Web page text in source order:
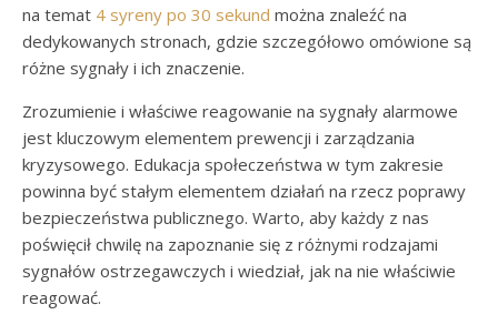
na temat 4 syreny po 30 sekund można znaleźć na
dedykowanych stronach, gdzie szczegółowo omówione są
różne sygnały i ich znaczenie.
Zrozumienie i właściwe reagowanie na sygnały alarmowe
jest kluczowym elementem prewencji i zarządzania
kryzysowego. Edukacja społeczeństwa w tym zakresie
powinna być stałym elementem działań na rzecz poprawy
bezpieczeństwa publicznego. Warto, aby każdy z nas
poświęcił chwilę na zapoznanie się z różnymi rodzajami
sygnałów ostrzegawczych i wiedział, jak na nie właściwie
reagować.